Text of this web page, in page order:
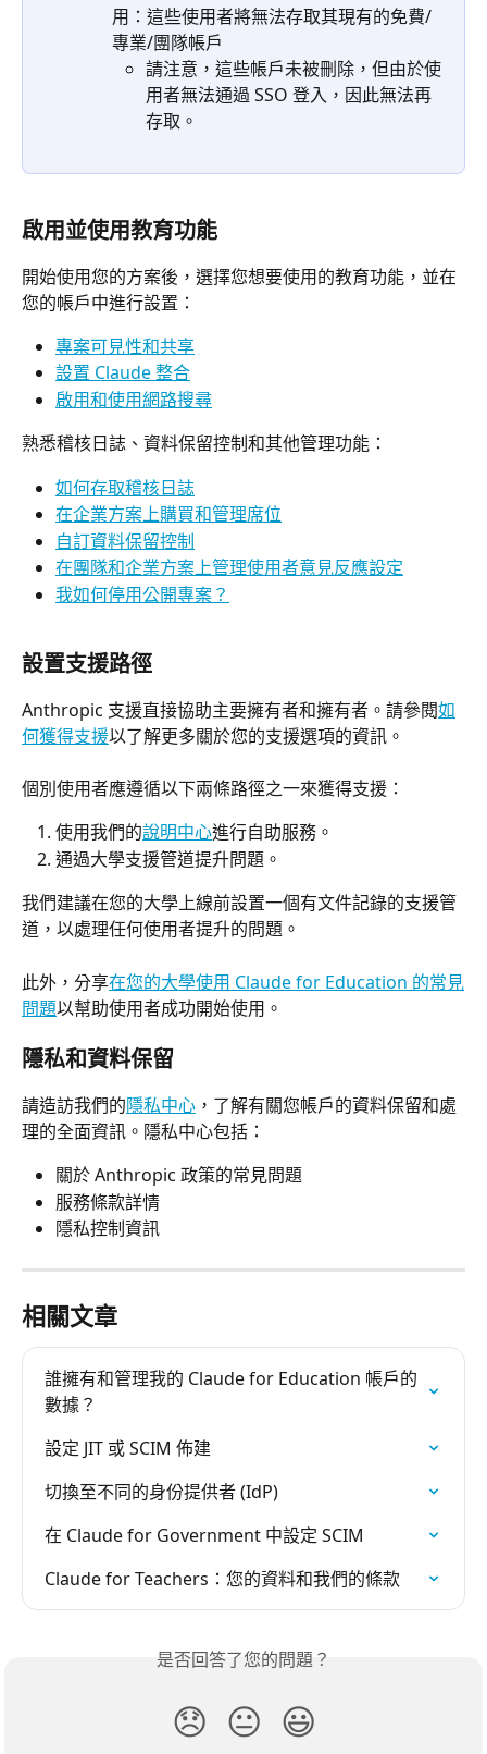
用：這些使用者將無法存取其現有的免費/
專業/團隊帳戶
請注意，這些帳戶未被刪除，但由於使
用者無法通過 SSO 登入，因此無法再
存取。
啟用並使用教育功能
開始使用您的方案後，選擇您想要使用的教育功能，並在
您的帳戶中進行設置：
專案可見性和共享
設置 Claude 整合
啟用和使用網路搜尋
熟悉稽核日誌、資料保留控制和其他管理功能：
如何存取稽核日誌
在企業方案上購買和管理席位
自訂資料保留控制
在團隊和企業方案上管理使用者意見反應設定
我如何停用公開專案？
設置支援路徑
Anthropic 支援直接協助主要擁有者和擁有者。請參閱如
何獲得支援以了解更多關於您的支援選項的資訊。
個別使用者應遵循以下兩條路徑之一來獲得支援：
使用我們的說明中心進行自助服務。
通過大學支援管道提升問題。
我們建議在您的大學上線前設置一個有文件記錄的支援管
道，以處理任何使用者提升的問題。
此外，分享在您的大學使用 Claude for Education 的常見
問題以幫助使用者成功開始使用。
隱私和資料保留
請造訪我們的隱私中心 ，了解有關您帳戶的資料保留和處
理的全面資訊。隱私中心包括：
關於 Anthropic 政策的常見問題
服務條款詳情
隱私控制資訊
相關文章
誰擁有和管理我的 Claude for Education 帳戶的
數據？
設定 JIT 或 SCIM 佈建
切換至不同的身份提供者 (IdP)
在 Claude for Government 中設定 SCIM
Claude for Teachers：您的資料和我們的條款
是否回答了您的問題？
😞 😐 😃